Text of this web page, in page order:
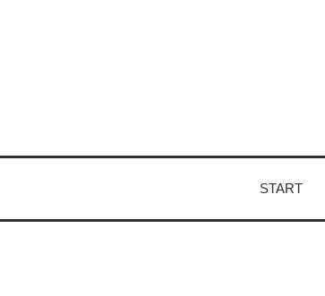
START